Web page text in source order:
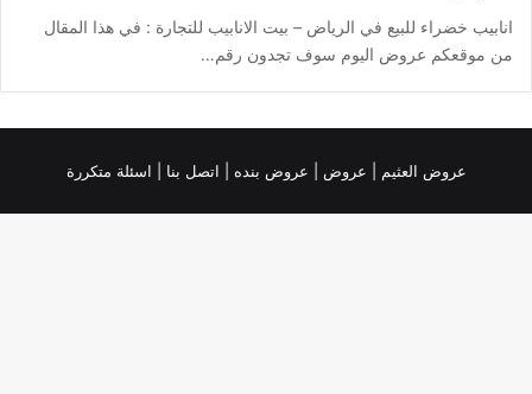
انابيب خضراء للبيع في الرياض – بيت الانابيب للتجارة : في هذا المقال
من موقعكم عروض اليوم سوف تجدون رقم…
عروض العثيم عروض عروض بنده | اتصل بنا | اسئلة متكررة